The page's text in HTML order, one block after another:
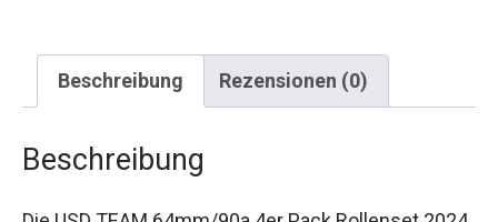
Beschreibung Rezensionen (0)
Beschreibung